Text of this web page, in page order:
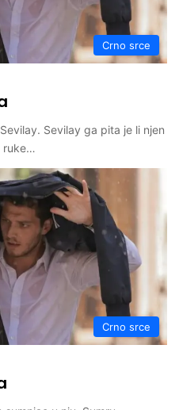
Crno srce
Sevilay ga pita je li njen
ruke…
Crno srce